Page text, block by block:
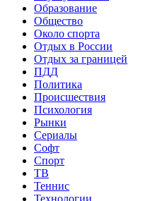
Образование
Общество
Около спорта
Отдых в России
Отдых за границей
ПДД
Политика
Происшествия
Психология
Рынки
Сериалы
Софт
Спорт
ТВ
Теннис
Технологии